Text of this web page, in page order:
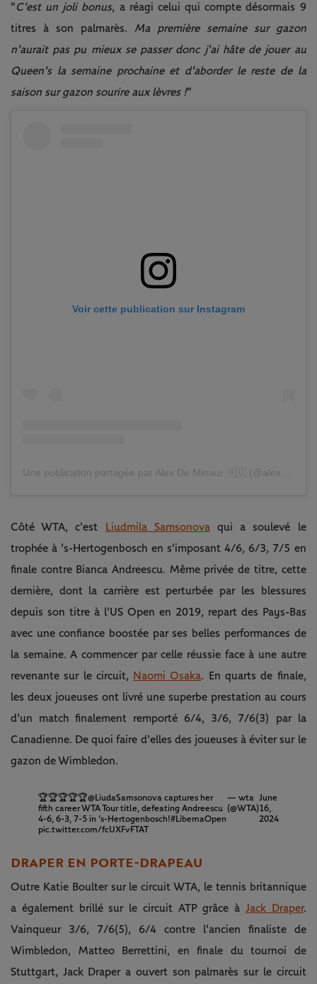
"C'est un joli bonus, a réagi celui qui compte désormais 9
titres à son palmarès. Ma première semaine sur gazon
n'aurait pas pu mieux se passer donc j'ai hâte de jouer au
Queen's la semaine prochaine et d'aborder le reste de la
saison sur gazon sourire aux lèvres !"
Voir cette publication sur Instagram
Côté WTA, c'est Liudmila Samsonovaqui a soulevé le
trophée à 's-Hertogenbosch en s'imposant 4/6, 6/3, 7/5 en
finale contre Bianca Andreescu. Même privée de titre, cette
dernière, dont la carrière est perturbée par les blessures
depuis son titre à l'US Open en 2019, repart des Pays-Bas
avec une confiance boostée par ses belles performances de
la semaine. A commencer par celle réussie face à une autre
revenante sur le circuit,
Naomi Osaka. En quarts de finale,
les deux joueuses ont livré une superbe prestation au cours
d'un match finalement remporté 6/4, 3/6, 7/6(3) par la
Canadienne. De quoi faire d'elles des joueuses à éviter sur le
gazon de Wimbledon.
🏆🏆🏆🏆🏆@LiudaSamsonovacaptures her
fifth career WTA Tour title, defeating Andreescu
4-6, 6-3, 7-5 in 's-Hertogenbosch!#LibemaOpen
pic.twitter.com/fcUXFvFTAT
— wta
(@WTA)
June
16,
2024
DRAPER EN PORTE-DRAPEAU
Outre Katie Boulter sur le circuit WTA, le tennis britannique
a également brillé sur le circuit ATP grâce à Jack Draper.
Vainqueur 3/6, 7/6(5), 6/4 contre l'ancien finaliste de
Wimbledon, Matteo Berrettini, en finale du tournoi de
Stuttgart, Jack Draper a ouvert son palmarès sur le circuit